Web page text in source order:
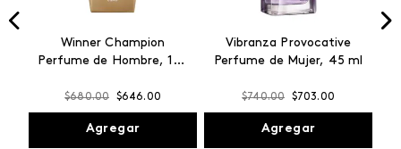
Winner Champion
Perfume de Hombre, 100
$680.00 $646.00
Agregar
Vibranza Provocative
Perfume de Mujer, 45 ml
$740.00 $703.00
Agregar